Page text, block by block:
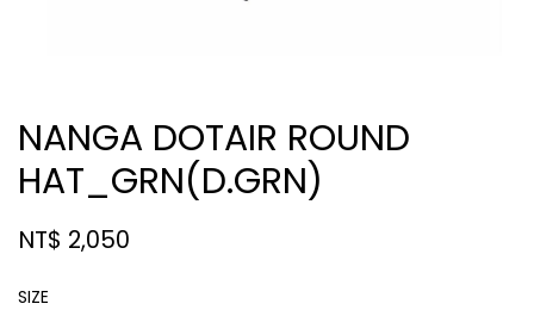
NANGA DOTAIR ROUND
HAT_GRN(D.GRN)
NT$ 2,050
SIZE